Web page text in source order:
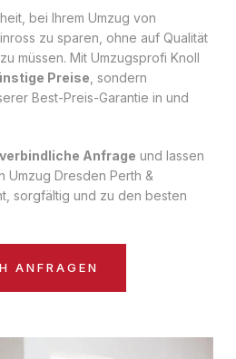
bei Ihrem Umzug von
zu sparen, ohne auf Qualität
müssen. Mit Umzugsprofi Knoll
Preise , sondern
Best-Preis-Garantie in und
Anfrage und lassen
Umzug Dresden Perth &
sorgfältig und zu den besten
ANFRAGEN